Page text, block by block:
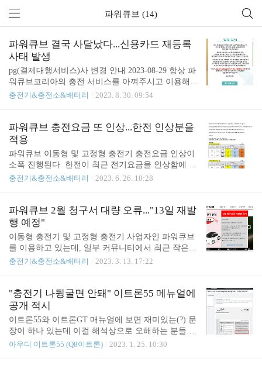
파워큐브 (14)
파워큐브 결국 사달났다...신용카드 재등록
사태 발생
pg(결제대행서비스)사 변경 안내 2023-08-29 항상 파
워큐브코리아의 충전 서비스를 아껴주시고 이용해
주시는 고객 여러분께 늘 감사드리며 안내 말씀 드리
해보고자 여러 각도에서 노력을 기울이고 있습니다.
그 일환으로 기존 PG사와 수수료 협상을 진행하였으
나 원만한 합의를 도출하지 못하였고 관리 비용 증가
는 고객 서비스 비용의 인상으로 이어질 수 있다고
판단하여 부득이하게 PG사를 변경하기로 결정하였
습니다. 따라서 2023년 10월 1일부터는 카드 재등록
님들의 너른 양해 부탁드립니다. 감사합니다. 출처 ht
tps://www.ev-line.co.kr/cshelp..
충전기&충전소&배터리 2023. 8. 30. 09:54
파워큐브 충전요금 또 인상...한전 인상분을
적용
파워큐브 이동형 및 고정형 충전기 충전요금 인상이
소폭 진행된다. 한전이 최근 전기요금을 인상함에 따
라 동일 수준의 인상이다. VAT를 포함하면 약 10원
p?idx=13163 EV-Line 전기차 충전 서비스 ​카드활용
잘하시면 반값충전도 가능해요![신한 EV카드 할인
제도]실적에 따라 월2만원한도내[삼성ID EV카드 할
인제도]실적에 따라 월3만원한도내[현대자동차 멤버
스 결제와 연계]블루멤버스 www.ev-line.co.kr Meritoc
rat @ it's electric
충전기&충전소&배터리 2023. 6. 26. 10:28
파워큐브 2월 청구서 대량 오류..."13일 재발
행 예정"
이동형 충전기 및 고정형 충전기 사업자인 파워큐브
를 이용하고 있는데, 일부 커뮤니티에서 최근 작은
소란이 있었다. e메일로 보내 온 2월 청구서와 홈페
때문에 다들 어떤 게 맞는 건지 논쟁이 일었다. 이와
관련하여 파워큐브가 13일 관련 공지를 올리고 별도
문의했던 내용에 대해서도 답변을 해 왔다. 시스템에
문제가 있어서 현재 수정 중이라는 설명. 일단 청구
서를 수정 중이라고 하니 파워큐브 이용자들은 조금
시간을 두고 재조회를 해 보면 좋겠다. 청구서 내역
충전기&충전소&배터리 2023. 3. 13. 17:22
"충전기 나뒹굴면 안돼" 이트론55 메뉴얼에
공개 적시
이트론55와 이트론GT 매뉴얼에 보면 재미있는(?) 문
장이 하나 있는데 이걸 해석상으로 오해하는 분들이
있는 모양. 해외 커뮤니티에도 난독증이 있다고 할
아우디 이트론55 (Q8이트론) 2023. 1. 25. 10:30